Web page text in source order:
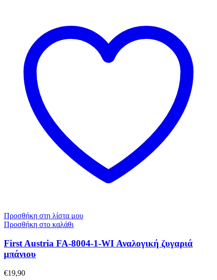
Προσθήκη στη λίστα μου
Προσθήκη στο καλάθι
First Austria FA-8004-1-WI Αναλογική ζυγαριά
μπάνιου
€19,90